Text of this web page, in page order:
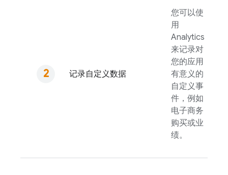
记录自定义数据
您可以使
用
Analytics
来记录对
您的应用
有意义的
自定义事
件，例如
电子商务
购买或业
绩。